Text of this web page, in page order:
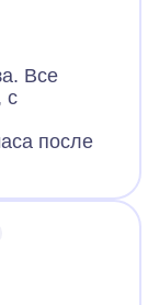
Все
с
после